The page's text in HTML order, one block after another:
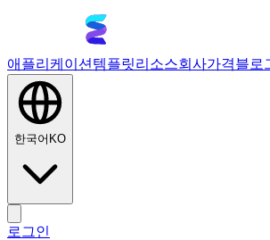
애플리케이션 템플릿리소스회사가격블로
한국어 KO
로그인